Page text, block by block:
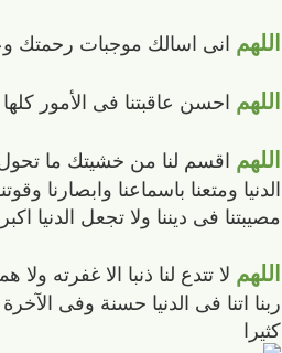
اللهم انى اسالك موجبات رحمتك
اللهم احسن عاقبتنا فى الأمور
اللهم اقسم لنا من خشيتك ما تحول
الدنيا ومتعنا باسماعنا وابصارنا
مصيبتنا فى ديننا ولا تجعل الدنيا
اللهم لا تتدع لنا ذنبا الا غفرته
ربنا اتنا فى الدنيا حسنة وفى
كثيرا